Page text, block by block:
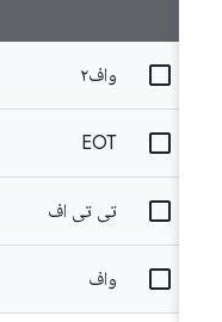
EOT
تی تی اف